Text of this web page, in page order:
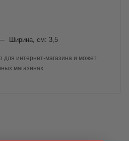
Ширина, см: 3,5
для интернет-магазина и может
магазинах